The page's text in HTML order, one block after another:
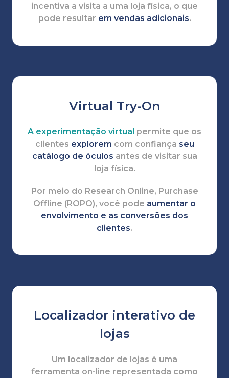
incentiva a visita a uma loja física, o que
pode resultar em vendas adicionais.
Virtual Try-On
A experimentação virtual permite que os
clientes explorem com confiança seu
catálogo de óculos antes de visitar sua
loja física.
Por meio do Research Online, Purchase
Offline (ROPO), você pode aumentar o
envolvimento e as conversões dos
clientes.
Localizador interativo de
lojas
Um localizador de lojas é uma
ferramenta on-line representada como